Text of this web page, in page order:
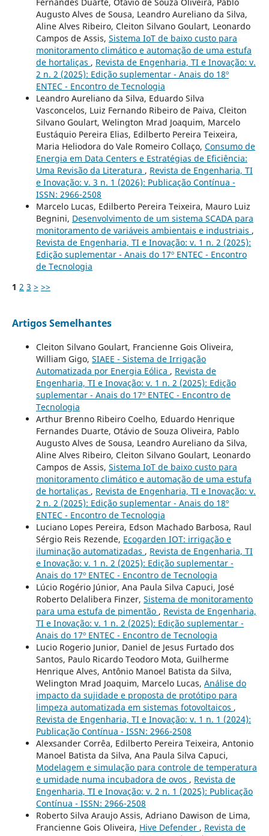
Fernandes Duarte, Otávio de Souza Oliveira, Pablo
Augusto Alves de Sousa, Leandro Aureliano da Silva,
Aline Alves Ribeiro, Cleiton Silvano Goulart, Leonardo
Campos de Assis, Sistema IoT de baixo custo para
monitoramento climático e automação de uma estufa
de hortaliças , Revista de Engenharia, TI e Inovação: v.
2 n. 2 (2025): Edição suplementar - Anais do 18º
ENTEC - Encontro de Tecnologia
Leandro Aureliano da Silva, Eduardo Silva
Vasconcelos, Luiz Fernando Ribeiro de Paiva, Cleiton
Silvano Goulart, Welington Mrad Joaquim, Marcelo
Eustáquio Pereira Elias, Edilberto Pereira Teixeira,
Maria Heliodora do Vale Romeiro Collaço, Consumo de
Energia em Data Centers e Estratégias de Eficiência:
Uma Revisão da Literatura , Revista de Engenharia, TI
e Inovação: v. 3 n. 1 (2026): Publicação Contínua -
ISSN: 2966-2508
Marcelo Lucas, Edilberto Pereira Teixeira, Mauro Luiz
Begnini, Desenvolvimento de um sistema SCADA para
monitoramento de variáveis ambientais e industriais ,
Revista de Engenharia, TI e Inovação: v. 1 n. 2 (2025):
Edição suplementar - Anais do 17º ENTEC - Encontro
de Tecnologia
1 2 3 > >>
Artigos Semelhantes
Cleiton Silvano Goulart, Francienne Gois Oliveira,
William Gigo, SIAEE - Sistema de Irrigação
Automatizada por Energia Eólica , Revista de
Engenharia, TI e Inovação: v. 1 n. 2 (2025): Edição
suplementar - Anais do 17º ENTEC - Encontro de
Tecnologia
Arthur Brenno Ribeiro Coelho, Eduardo Henrique
Fernandes Duarte, Otávio de Souza Oliveira, Pablo
Augusto Alves de Sousa, Leandro Aureliano da Silva,
Aline Alves Ribeiro, Cleiton Silvano Goulart, Leonardo
Campos de Assis, Sistema IoT de baixo custo para
monitoramento climático e automação de uma estufa
de hortaliças , Revista de Engenharia, TI e Inovação: v.
2 n. 2 (2025): Edição suplementar - Anais do 18º
ENTEC - Encontro de Tecnologia
Luciano Lopes Pereira, Edson Machado Barbosa, Raul
Sérgio Reis Rezende, Ecogarden IOT: irrigação e
iluminação automatizadas , Revista de Engenharia, TI
e Inovação: v. 1 n. 2 (2025): Edição suplementar -
Anais do 17º ENTEC - Encontro de Tecnologia
Lúcio Rogério Júnior, Ana Paula Silva Capuci, José
Roberto Delalibera Finzer, Sistema de monitoramento
para uma estufa de pimentão , Revista de Engenharia,
TI e Inovação: v. 1 n. 2 (2025): Edição suplementar -
Anais do 17º ENTEC - Encontro de Tecnologia
Lucio Rogerio Junior, Daniel de Jesus Furtado dos
Santos, Paulo Ricardo Teodoro Mota, Guilherme
Henrique Alves, Antônio Manoel Batista da Silva,
Welington Mrad Joaquim, Marcelo Lucas, Análise do
impacto da sujidade e proposta de protótipo para
limpeza automatizada em sistemas fotovoltaicos ,
Revista de Engenharia, TI e Inovação: v. 1 n. 1 (2024):
Publicação Contínua - ISSN: 2966-2508
Alexsander Corrêa, Edilberto Pereira Teixeira, Antonio
Manoel Batista da Silva, Ana Paula Silva Capuci,
Modelagem e simulação para controle de temperatura
e umidade numa incubadora de ovos , Revista de
Engenharia, TI e Inovação: v. 2 n. 1 (2025): Publicação
Contínua - ISSN: 2966-2508
Roberto Silva Araujo Assis, Adriano Dawison de Lima,
Francienne Gois Oliveira, Hive Defender , Revista de